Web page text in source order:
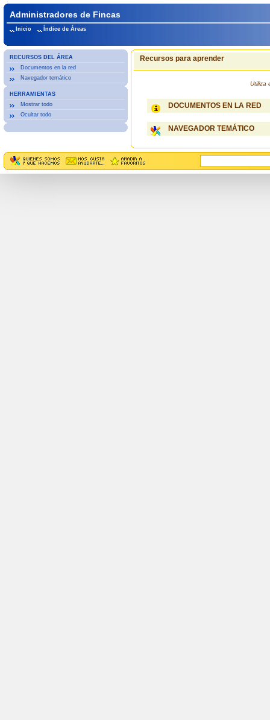
Administradores de Fincas
Inicio Índice de Áreas
RECURSOS DEL ÁREA
Documentos en la red
Navegador temático
HERRAMIENTAS
Mostrar todo
Ocultar todo
Recursos para aprender
Utiliza
DOCUMENTOS EN LA RED
NAVEGADOR TEMÁTICO